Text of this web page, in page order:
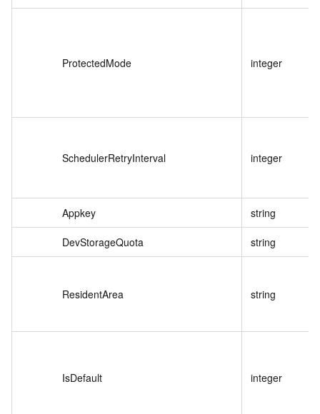
ProtectedMode integer
SchedulerRetryInterval integer
Appkey string
DevStorageQuota string
ResidentArea string
IsDefault integer